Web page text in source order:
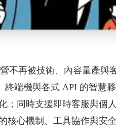
不再被技術、內容量產與
終端機與各式 API 的智慧
；同時支援即時客服與個
核心機制、工具協作與安